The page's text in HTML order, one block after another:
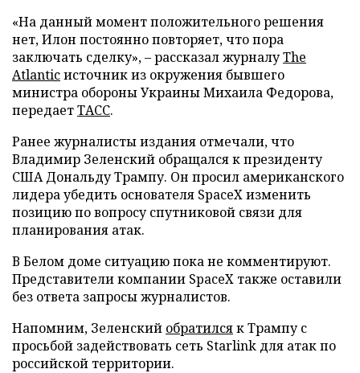
«На данный момент положительного решения
нет, Илон постоянно повторяет, что пора
заключать сделку», – рассказал журналуThe
Atlanticисточник из окружения бывшего
министра обороны Украины Михаила Федорова,
передаетТАСС.
Ранее журналисты издания отмечали, что
Владимир Зеленский обращался к президенту
США Дональду Трампу. Он просил американского
лидера убедить основателя SpaceX изменить
позицию по вопросу спутниковой связи для
планирования атак.
В Белом доме ситуацию пока не комментируют.
Представители компании SpaceX также оставили
без ответа запросы журналистов.
Напомним, Зеленский обратилсяк Трампу с
просьбой задействовать сеть Starlink для атак по
российской территории.